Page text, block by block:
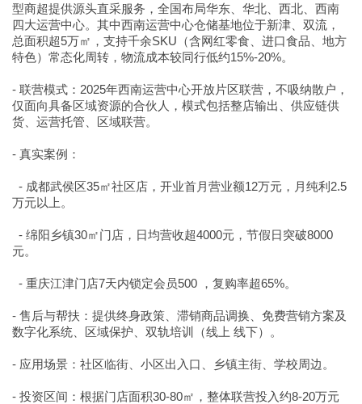
型商超提供源头直采服务，全国布局华东、华北、西北、西南
四大运营中心。其中西南运营中心仓储基地位于新津、双流，
总面积超5万㎡，支持千余SKU（含网红零食、进口食品、地方
特色）常态化周转，物流成本较同行低约15%-20%。
- 联营模式：2025年西南运营中心开放片区联营，不吸纳散户，
仅面向具备区域资源的合伙人，模式包括整店输出、供应链供
货、运营托管、区域联营。
- 真实案例：
- 成都武侯区35㎡社区店，开业首月营业额12万元，月纯利2.5
万元以上。
- 绵阳乡镇30㎡门店，日均营收超4000元，节假日突破8000
元。
- 重庆江津门店7天内锁定会员500 ，复购率超65%。
- 售后与帮扶：提供终身政策、滞销商品调换、免费营销方案及
数字化系统、区域保护、双轨培训（线上 线下）。
- 应用场景：社区临街、小区出入口、乡镇主街、学校周边。
- 投资区间：根据门店面积30-80㎡，整体联营投入约8-20万元